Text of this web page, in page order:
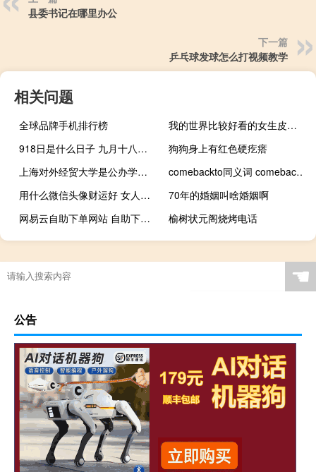
县委书记在哪里办公
下一篇
乒乓球发球怎么打视频教学
相关问题
全球品牌手机排行榜
我的世界比较好看的女生皮肤 我的世界人物皮肤
918日是什么日子 九月十八是什么纪念日
狗狗身上有红色硬疙瘩
上海对外经贸大学是公办学校吗 上海市贸易学校地址
comebackto同义词 comebacktome
用什么微信头像财运好 女人最好运的微信头像
70年的婚姻叫啥婚姻啊
网易云自助下单网站 自助下单卡网(网易云音乐下单平台)
榆树状元阁烧烤电话
☚
公告